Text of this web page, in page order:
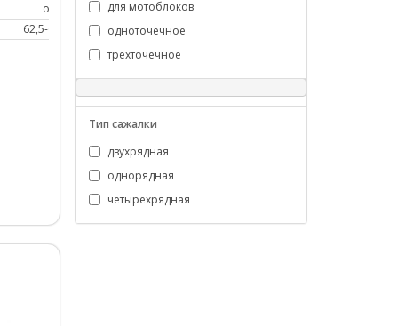
от 20
62,5-67,5
для мотоблоков
одноточечное
трехточечное
Тип сажалки
двухрядная
однорядная
четырехрядная